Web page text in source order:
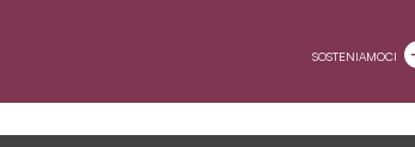
SOSTENIAMOCI